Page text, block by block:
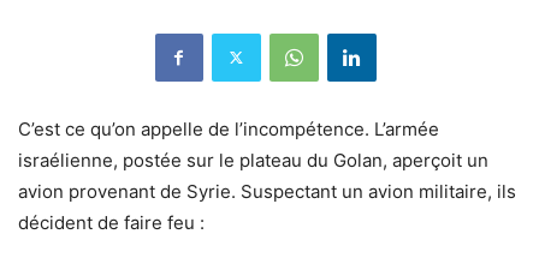
C’est ce qu’on appelle de l’incompétence. L’armée
israélienne, postée sur le plateau du Golan, aperçoit un
avion provenant de Syrie. Suspectant un avion militaire, ils
décident de faire feu :